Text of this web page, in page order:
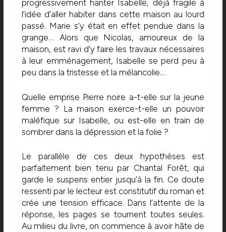
progressivement hanter Isabelle, déjà fragile à
l’idée d’aller habiter dans cette maison au lourd
passé. Marie s’y était en effet pendue dans la
grange… Alors que Nicolas, amoureux de la
maison, est ravi d’y faire les travaux nécessaires
à leur emménagement, Isabelle se perd peu à
peu dans la tristesse et la mélancolie…
Quelle emprise Pierre noire a-t-elle sur la jeune
femme ? La maison exerce-t-elle un pouvoir
maléfique sur Isabelle, ou est-elle en train de
sombrer dans la dépression et la folie ?
Le parallèle de ces deux hypothèses est
parfaitement bien tenu par Chantal Forêt, qui
garde le suspens entier jusqu’à la fin. Ce doute
ressenti par le lecteur est constitutif du roman et
crée une tension efficace. Dans l’attente de la
réponse, les pages se tournent toutes seules.
Au milieu du livre, on commence à avoir hâte de